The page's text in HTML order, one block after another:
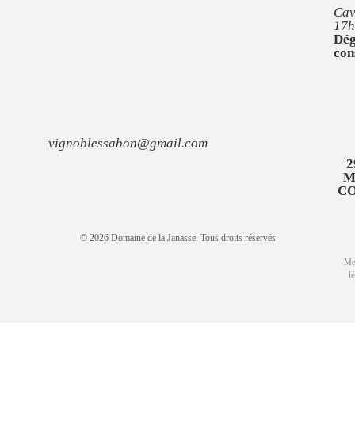
vignoblessabon@gmail.com
© 2026 Domaine de la Janasse. Tous droits réservés